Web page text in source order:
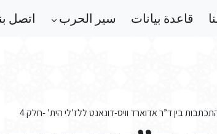
قاعدة بيانات سير الحرب اتصل
בין ד”ר אדוארד וויס-דונאנט ללז’לי הית’ -חלק 4